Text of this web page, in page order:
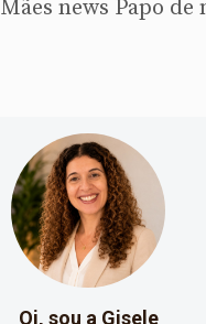
Mães news Papo de
Oi, sou a Gisele